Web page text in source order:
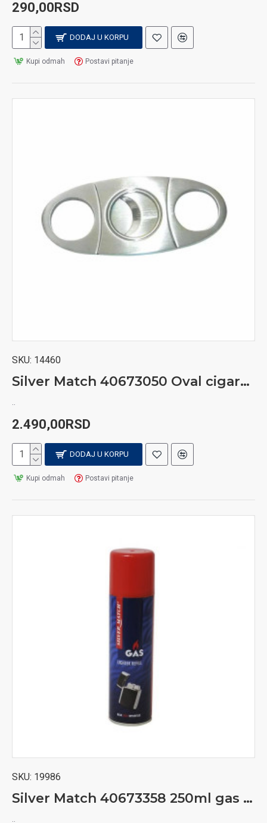
290,00RSD
DODAJ U KORPU
Kupi odmah Postavi pitanje
SKU: 14460
Silver Match 40673050 Oval cigaret rezač
2.490,00RSD
DODAJ U KORPU
Kupi odmah Postavi pitanje
SKU: 19986
Silver Match 40673358 250ml gas za upaljače